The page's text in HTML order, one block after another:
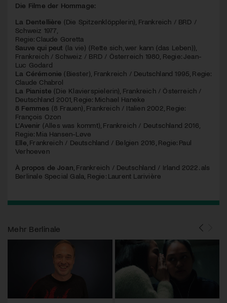
Die Filme der Hommage:
La Dentellière (Die Spitzenklöpplerin), Frankreich / BRD /
Schweiz 1977,
Regie: Claude Goretta
Sauve qui peut (la vie) (Rette sich, wer kann (das Leben)),
Frankreich / Schweiz / BRD/ Österreich 1980, Regie: Jean-
Luc Godard
La Cérémonie (Biester), Frankreich / Deutschland 1995, Regie:
Claude Chabrol
La Pianiste (Die Klavierspielerin), Frankreich / Österreich /
Deutschland 2001, Regie: Michael Haneke
8 Femmes (8 Frauen), Frankreich / Italien 2002, Regie:
François Ozon
L’Avenir (Alles was kommt), Frankreich / Deutschland 2016,
Regie: Mia Hansen-Løve
Elle , Frankreich / Deutschland / Belgien 2016, Regie: Paul
Verhoeven
À propos de Joan , Frankreich / Deutschland / Irland 2022. als
Berlinale Special Gala, Regie: Laurent Larivière
Mehr Berlinale